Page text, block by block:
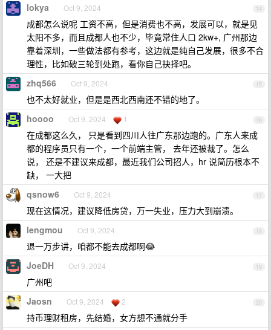
14
lokya Oct 9, 2024
成都怎么说呢 工资不高，但是消费也不高，发展可以，就是见
太阳不多，而且成都人也不少，毕竟常住人口 2kw+, 广州那边
靠着深圳，一些做法都有参考，这边就是纯自己发展，很多不合
理性，比如破三轮到处跑，看你自己抉择吧。
15
zhq566 Oct 9, 2024
也不太好就业，但是是西北西南还不错的地了。
16
hoooo Oct 9, 2024 1
在成都这么久， 只是看到四川人往广东那边跑的。广东人来成
都的程序员只有一个，一个前端主管， 去年还被裁了。怎么
说， 还是不建议来成都，最近我们公司招人，hr 说简历根本不
缺， 一大把
17
qsnow6 Oct 9, 2024
现在这情况，建议降低房贷，万一失业，压力大到崩溃。
18
lengmou Oct 9, 2024
退一万步讲，咱都不能去成都啊😂
19
JoeDH Oct 9, 2024
广州吧
20
Jaosn Oct 9, 2024 2
持币理财租房，先结婚，女方想不通就分手